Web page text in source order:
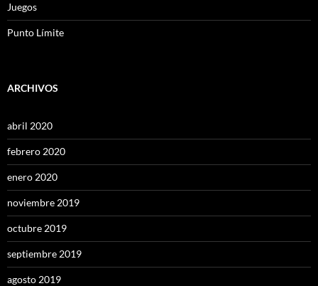
Juegos
Punto Límite
ARCHIVOS
abril 2020
febrero 2020
enero 2020
noviembre 2019
octubre 2019
septiembre 2019
agosto 2019